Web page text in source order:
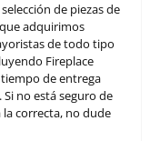
de piezas de
adquirimos
de todo tipo
Fireplace
de entrega
no está seguro de
la correcta, no dude